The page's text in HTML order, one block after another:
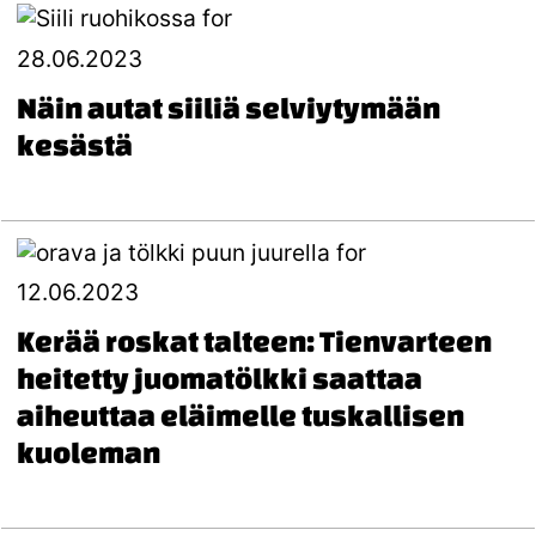
28.06.2023
Näin autat siiliä selviytymään
kesästä
12.06.2023
Kerää roskat talteen: Tienvarteen
heitetty juomatölkki saattaa
aiheuttaa eläimelle tuskallisen
kuoleman